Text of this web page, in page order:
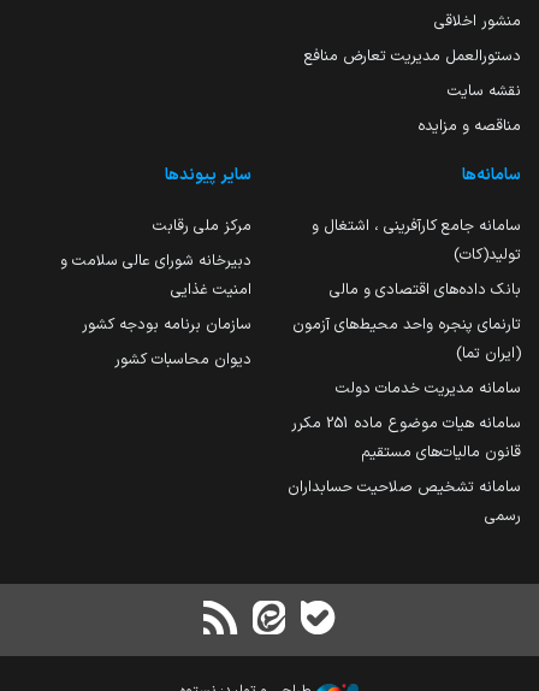
منشور اخلاقی
دستورالعمل مدیریت تعارض منافع
نقشه سایت
مناقصه و مزایده
سامانه‌ها
سامانه جامع کارآفرینی ، اشتغال و
تولید(کات)
بانک داده‌های اقتصادی و مالی
تارنمای پنجره واحد محیط‌های آزمون
(ایران تما)
سامانه مدیریت خدمات دولت
سامانه هیات موضوع ماده 251 مکرر
قانون مالیات‌های مستقیم
سامانه تشخیص صلاحیت حسابداران
رسمی
سایر پیوندها
مرکز ملی رقابت
دبیرخانه شورای عالی سلامت و
امنیت غذایی
سازمان برنامه بودجه کشور
دیوان محاسبات کشور